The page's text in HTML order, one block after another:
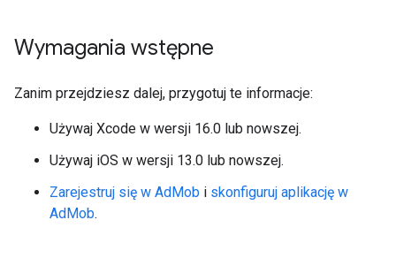
Wymagania wstępne
Zanim przejdziesz dalej, przygotuj te informacje:
Używaj Xcode w wersji 16.0 lub nowszej.
Używaj iOS w wersji 13.0 lub nowszej.
Zarejestruj się w AdMob i skonfiguruj aplikację w
AdMob.